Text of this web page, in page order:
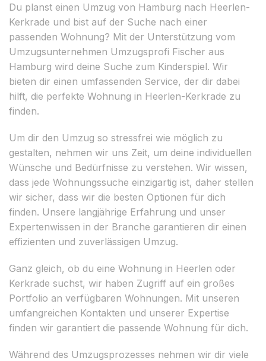
Du planst einen Umzug von Hamburg nach Heerlen-
Kerkrade und bist auf der Suche nach einer
passenden Wohnung? Mit der Unterstützung vom
Umzugsunternehmen Umzugsprofi Fischer aus
Hamburg wird deine Suche zum Kinderspiel. Wir
bieten dir einen umfassenden Service, der dir dabei
hilft, die perfekte Wohnung in Heerlen-Kerkrade zu
finden.
Um dir den Umzug so stressfrei wie möglich zu
gestalten, nehmen wir uns Zeit, um deine individuellen
Wünsche und Bedürfnisse zu verstehen. Wir wissen,
dass jede Wohnungssuche einzigartig ist, daher stellen
wir sicher, dass wir die besten Optionen für dich
finden. Unsere langjährige Erfahrung und unser
Expertenwissen in der Branche garantieren dir einen
effizienten und zuverlässigen Umzug.
Ganz gleich, ob du eine Wohnung in Heerlen oder
Kerkrade suchst, wir haben Zugriff auf ein großes
Portfolio an verfügbaren Wohnungen. Mit unseren
umfangreichen Kontakten und unserer Expertise
finden wir garantiert die passende Wohnung für dich.
Während des Umzugsprozesses nehmen wir dir viele